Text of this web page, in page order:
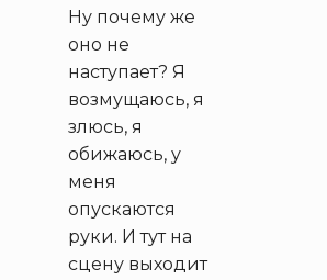
Ну почему же
оно не
наступает? Я
возмущаюсь, я
злюсь, я
обижаюсь, у
меня
опускаются
руки. И тут на
сцену выходит